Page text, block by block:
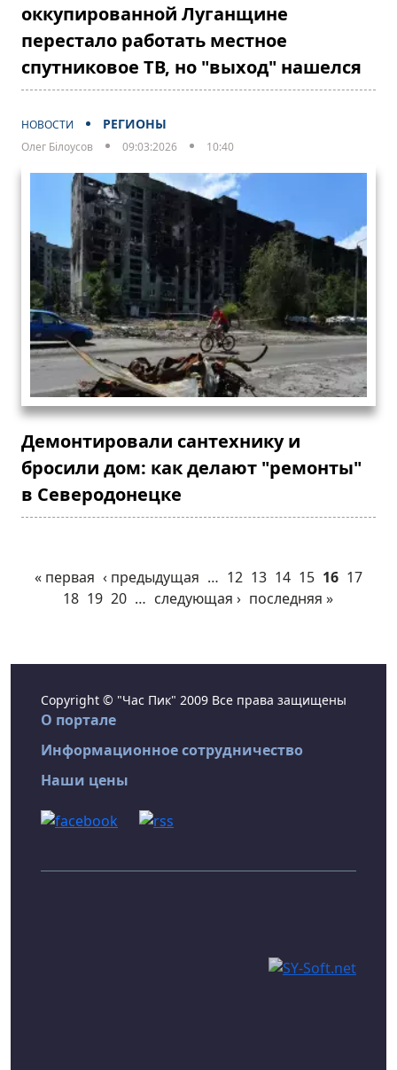
оккупированной Луганщине
перестало работать местное
спутниковое ТВ, но "выход" нашелся
НОВОСТИ РЕГИОНЫ
Олег Білоусов 09:03:2026 10:40
Демонтировали сантехнику и
бросили дом: как делают "ремонты"
в Северодонецке
« первая ‹ предыдущая … 12 13 14 15 16 17
18 19 20 … следующая › последняя »
Copyright © "Час Пик" 2009 Все права защищены
О портале
Информационное сотрудничество
Наши цены